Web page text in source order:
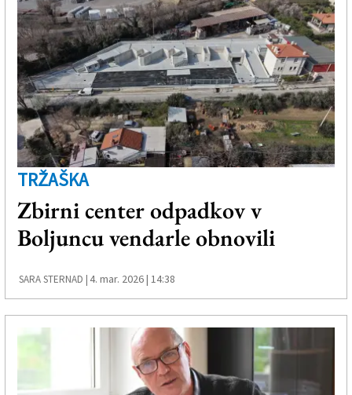
TRŽAŠKA
Zbirni center odpadkov v
Boljuncu vendarle obnovili
SARA STERNAD |4. mar. 2026 | 14:38